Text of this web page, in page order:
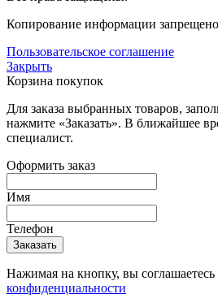
Копирование информации
Пользовательское соглашение
Закрыть
Корзина покупок
Для заказа выбранных товаров,
нажмите «Заказать». В ближайшее
специалист.
Оформить заказ
Имя
Телефон
Нажимая на кнопку, вы соглашаетесь
конфиденциальности